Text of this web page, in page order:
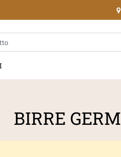
un filtro aggiorna automaticamente
BIRRE